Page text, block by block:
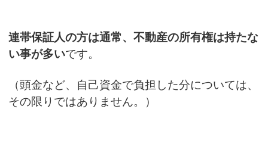
連帯保証人の方は通常、不動産の所有権は持たな
い事が多いです。
（頭金など、自己資金で負担した分については、
その限りではありません。）